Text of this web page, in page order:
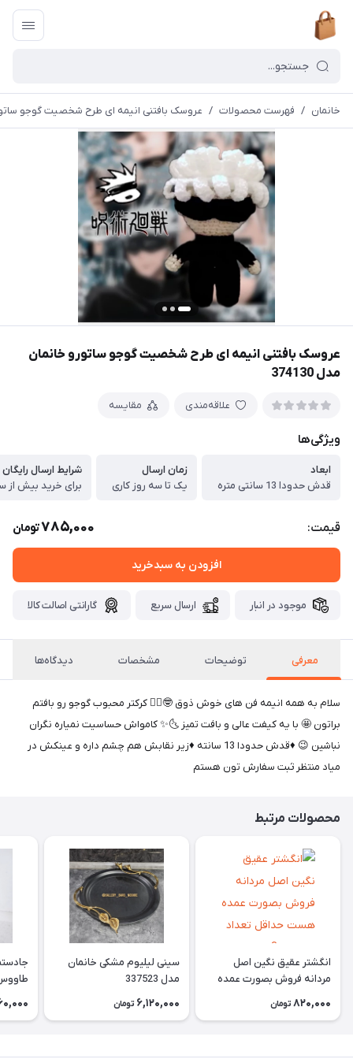
خانمان / فهرست محصولات / عروسک بافتنی انیمه ای طرح شخصیت گوجو ساتورو
عروسک بافتنی انیمه ای طرح شخصیت گوجو ساتورو خانمان
مدل 374130
علاقه‌مندی مقایسه
ویژگی‌ها
ابعاد
قدش حدودا 13 سانتی متره
زمان ارسال
یک تا سه روز کاری
شرایط ارسال رایگان
برای خرید بیش از
قیمت: 785,000تومان
افزودن به سبدخرید
موجود در انبار ارسال سریع گارانتی اصالت کالا
معرفی توضیحات مشخصات دیدگاه‌ها
سلام به همه انیمه فن های خوش ذوق 🤓❤️‍🔥 کرکتر محبوب گوجو رو بافتم
براتون 🤩 با یه کیفت عالی و بافت تمیز 🌜✨ کامواش حساسیت نمیاره نگران
نباشین 😉 ♦️قدش حدودا 13 سانته ♦️زیر نقابش هم چشم داره و عینکش در
میاد منتظر ثبت سفارش تون هستم
محصولات مرتبط
انگشتر عقیق نگین اصل
مردانه فروش بصورت عمده
3عدد هست فروش بصورت
820,000 تومان
سینی لیلیوم مشکی خانمان
مدل 337523
6,120,000 تومان